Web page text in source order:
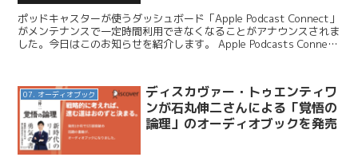
ポッドキャスターが使うダッシュボード「Apple Podcast Connect」
がメンテナンスで一定時間利用できなくなることがアナウンスされま
した。今日はこのお知らせを紹介します。 Apple Podcasts Connect
07. オーディオブック
ディスカヴァー・トゥエンティワ
ンが石丸伸二さんによる「覚悟の
論理」のオーディオブックを発売